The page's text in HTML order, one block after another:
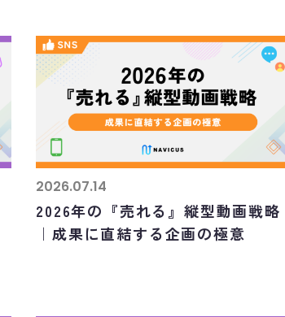
2026.07.14
2026年の『売れる』縦型動画戦略
｜成果に直結する企画の極意